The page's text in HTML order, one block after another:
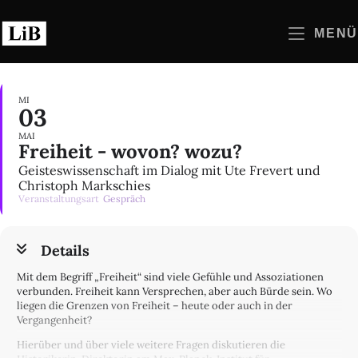
Inhalt
springen
MENÜ
MI
03
MAI
Freiheit - wovon? wozu?
Geisteswissenschaft im Dialog mit Ute Frevert und
Christoph Markschies
Veranstaltungsart Gespräch
Details
Mit dem Begriff „Freiheit“ sind viele Gefühle und Assoziationen
verbunden. Freiheit kann Versprechen, aber auch Bürde sein. Wo
liegen die Grenzen von Freiheit – heute oder auch in der
Vergangenheit?
Hierüber und über viele weitere Fragen diskutieren die